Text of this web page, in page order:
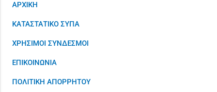
ΑΡΧΙΚΗ
ΚΑΤΑΣΤΑΤΙΚΟ ΣΥΠΑ
ΧΡΗΣΙΜΟΙ ΣΥΝΔΕΣΜΟΙ
ΕΠΙΚΟΙΝΩΝΙΑ
ΠΟΛΙΤΙΚΗ ΑΠΟΡΡΗΤΟΥ